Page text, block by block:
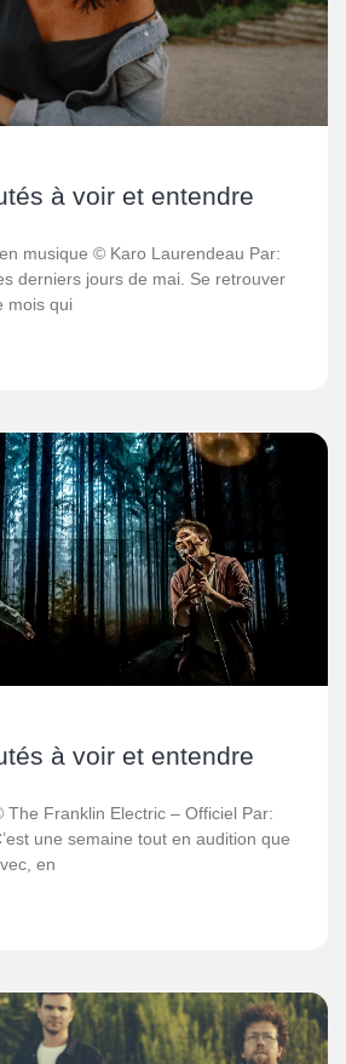
à voir et entendre
musique © Karo Laurendeau Par:
derniers jours de mai. Se retrouver
mois qui
à voir et entendre
The Franklin Electric – Officiel Par:
une semaine tout en audition que
en